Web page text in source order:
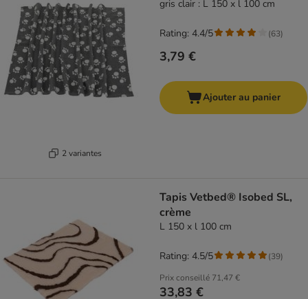
2 variantes
gris clair : L 150 x l 100 cm
3,79 €
Rating: 4.4/5 (63)
Ajouter au panier
Tapis Vetbed® Isobed SL,
crème
L 150 x l 100 cm
Prix conseillé 71,47 €
33,83 €
Rating: 4.5/5 (39)